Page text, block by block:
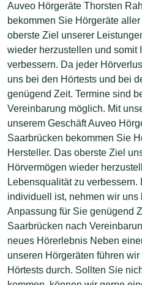
Auveo Hörgeräte Thorsten
bekommen Sie Hörgeräte
oberste Ziel unserer
wieder herzustellen und somit
verbessern. Da jeder
uns bei den Hörtests und bei
genügend Zeit. Termine sind
Vereinbarung möglich. Mit
unserem Geschäft Auveo
Saarbrücken bekommen Sie
Hersteller. Das oberste Ziel
Hörvermögen wieder
Lebensqualität zu
individuell ist, nehmen wir
Anpassung für Sie genügend
Saarbrücken nach
neues Hörerlebnis Neben
unseren Hörgeräten führen
Hörtests durch. Sollten Sie